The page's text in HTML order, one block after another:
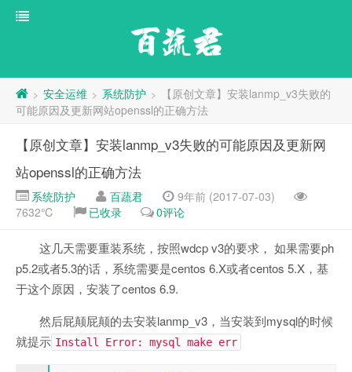
百蔬君
> 安全运维 > 系统防护 >
【原创文章】安装lanmp_v3失败的
可能原因及更新网站openssl的正确方法
【原创文章】安装lanmp_v3失败的可能原因及更新网
站openssl的正确方法
系统防护 百蔬君
9年前 (2017-07-03)
7632℃
已收录 0评论
这几天需要重装系统，按照wdcp v3的要求， 如果需要ph
p5.2或者5.3的话，系统需要是centos 6.X或者centos 5.X，基
于这个原因，安装了centos 6.9.
然后屁颠屁颠的去安装lanmp_v3，当安装到mysql的时候
就提示 Install Error: mysql make err